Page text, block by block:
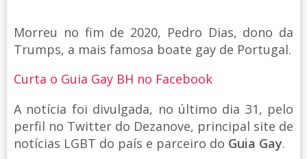
Morreu no fim de 2020, Pedro Dias, dono da
Trumps, a mais famosa boate gay de Portugal.
Curta o Guia Gay BH no Facebook
A notícia foi divulgada, no último dia 31, pelo
perfil no Twitter do Dezanove, principal site de
notícias LGBT do país e parceiro do Guia Gay.